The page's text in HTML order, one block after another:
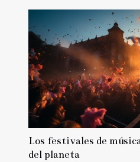
Los festivales de
del planeta